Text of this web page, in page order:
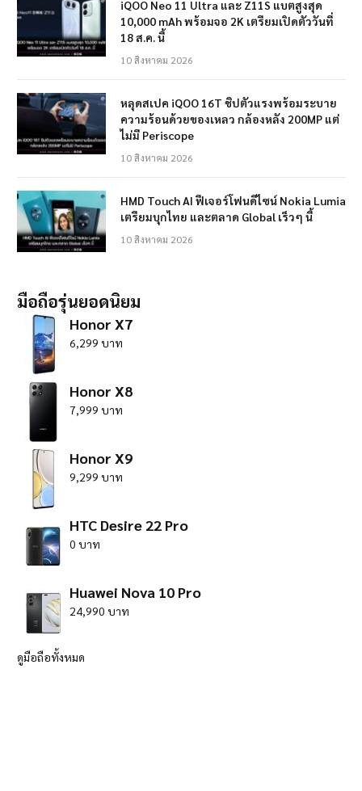
iQOO Neo 11 Ultra และ Z11S แบตสูงสุด
10,000 mAh พร้อมจอ 2K เตรียมเปิดตัววันที่
18 ส.ค. นี้
10 สิงหาคม 2026
หลุดสเปค iQOO 16T ชิปตัวแรงพร้อมระบาย
ความร้อนด้วยของเหลว กล้องหลัง 200MP แต่
ไม่มี Periscope
10 สิงหาคม 2026
HMD Touch AI ฟีเจอร์โฟนดีไซน์ Nokia Lumia
เตรียมบุกไทย และตลาด Global เร็วๆ นี้
10 สิงหาคม 2026
มือถือรุ่นยอดนิยม
Honor X7
6,299 บาท
Honor X8
7,999 บาท
Honor X9
9,299 บาท
HTC Desire 22 Pro
0 บาท
Huawei Nova 10 Pro
24,990 บาท
ดูมือถือทั้งหมด